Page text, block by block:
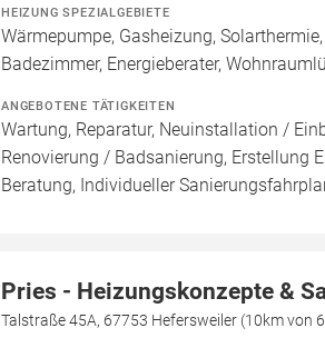
HEIZUNG SPEZIALGEBIETE
Wärmepumpe, Gasheizung,
Badezimmer, Energieberater,
ANGEBOTENE TÄTIGKEITEN
Wartung, Reparatur, Neuinstallation /
Renovierung / Badsanierung, Erstellung
Beratung, Individueller
Pries - Heizungskonzepte &
Talstraße 45A, 67753 Hefersweiler (10km von